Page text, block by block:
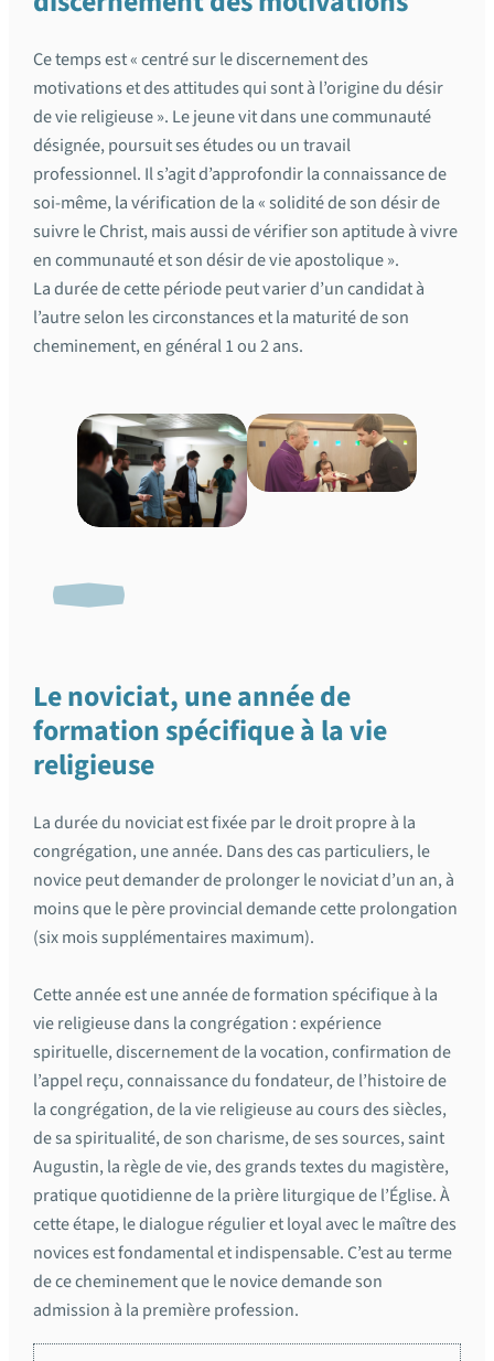
Ce temps est « centré sur le discernement des
motivations et des attitudes qui sont à l’origine du désir
de vie religieuse ». Le jeune vit dans une communauté
désignée, poursuit ses études ou un travail
professionnel. Il s’agit d’approfondir la connaissance de
soi-même, la vérification de la « solidité de son désir de
suivre le Christ, mais aussi de vérifier son aptitude à vivre
en communauté et son désir de vie apostolique ».
La durée de cette période peut varier d’un candidat à
l’autre selon les circonstances et la maturité de son
cheminement, en général 1 ou 2 ans.
Le noviciat, une année de
formation spécifique à la vie
religieuse
La durée du noviciat est fixée par le droit propre à la
congrégation, une année. Dans des cas particuliers, le
novice peut demander de prolonger le noviciat d’un an, à
moins que le père provincial demande cette prolongation
(six mois supplémentaires maximum).
Cette année est une année de formation spécifique à la
vie religieuse dans la congrégation : expérience
spirituelle, discernement de la vocation, confirmation de
l’appel reçu, connaissance du fondateur, de l’histoire de
la congrégation, de la vie religieuse au cours des siècles,
de sa spiritualité, de son charisme, de ses sources, saint
Augustin, la règle de vie, des grands textes du magistère,
pratique quotidienne de la prière liturgique de l’Église. À
cette étape, le dialogue régulier et loyal avec le maître des
novices est fondamental et indispensable. C’est au terme
de ce cheminement que le novice demande son
admission à la première profession.